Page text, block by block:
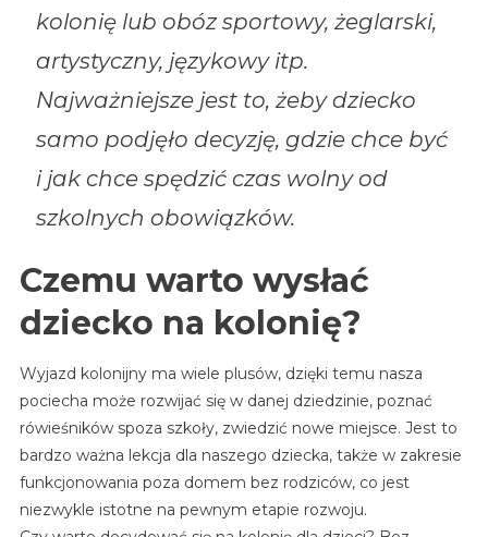
kolonię lub obóz sportowy, żeglarski,
artystyczny, językowy itp.
Najważniejsze jest to, żeby dziecko
samo podjęło decyzję, gdzie chce być
i jak chce spędzić czas wolny od
szkolnych obowiązków.
Czemu warto wysłać
dziecko na kolonię?
Wyjazd kolonijny ma wiele plusów, dzięki temu nasza
pociecha może rozwijać się w danej dziedzinie, poznać
rówieśników spoza szkoły, zwiedzić nowe miejsce. Jest to
bardzo ważna lekcja dla naszego dziecka, także w zakresie
funkcjonowania poza domem bez rodziców, co jest
niezwykle istotne na pewnym etapie rozwoju.